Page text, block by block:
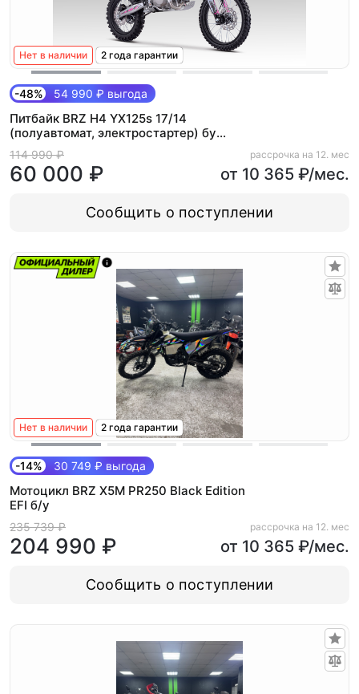
Нет в наличии 2 года гарантии
-48% 54 990 ₽ выгода
Питбайк BRZ H4 YX125s 17/14
(полуавтомат, электростартер) бу
пробег 65 моточасов
114 990 ₽
60 000 ₽
рассрочка на 12. мес
от 10 365 ₽/мес.
Сообщить о поступлении
Нет в наличии 2 года гарантии
-14% 30 749 ₽ выгода
Мотоцикл BRZ X5M PR250 Black Edition
EFI б/у
235 739 ₽
204 990 ₽
рассрочка на 12. мес
от 10 365 ₽/мес.
Сообщить о поступлении